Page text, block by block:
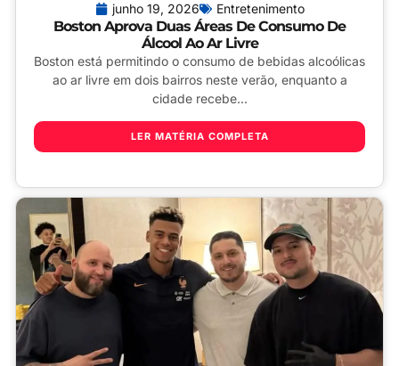
junho 19, 2026 Entretenimento
Boston Aprova Duas Áreas De Consumo De
Álcool Ao Ar Livre
Boston está permitindo o consumo de bebidas alcoólicas
ao ar livre em dois bairros neste verão, enquanto a
cidade recebe...
LER MATÉRIA COMPLETA